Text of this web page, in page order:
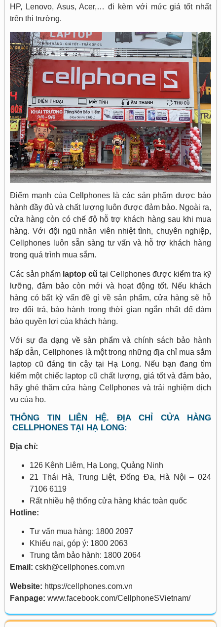
HP, Lenovo, Asus, Acer,… đi kèm với mức giá tốt nhất
trên thị trường.
Điểm mạnh của Cellphones là các sản phẩm được bảo
hành đầy đủ và chất lượng luôn được đảm bảo. Ngoài ra,
cửa hàng còn có chế độ hỗ trợ khách hàng sau khi mua
hàng. Với đội ngũ nhân viên nhiệt tình, chuyên nghiệp,
Cellphones luôn sẵn sàng tư vấn và hỗ trợ khách hàng
trong quá trình mua sắm.
Các sản phẩm laptop cũ tại Cellphones được kiểm tra kỹ
lưỡng, đảm bảo còn mới và hoạt động tốt. Nếu khách
hàng có bất kỳ vấn đề gì về sản phẩm, cửa hàng sẽ hỗ
trợ đổi trả, bảo hành trong thời gian ngắn nhất để đảm
bảo quyền lợi của khách hàng.
Với sự đa dạng về sản phẩm và chính sách bảo hành
hấp dẫn, Cellphones là một trong những địa chỉ mua sắm
laptop cũ đáng tin cậy tại Hạ Long. Nếu bạn đang tìm
kiếm một chiếc laptop cũ chất lượng, giá tốt và đảm bảo,
hãy ghé thăm cửa hàng Cellphones và trải nghiệm dịch
vụ của họ.
THÔNG TIN LIÊN HỆ. ĐỊA CHỈ CỬA HÀNG
CELLPHONES TẠI HẠ LONG:
Địa chỉ:
126 Kênh Liêm, Hạ Long, Quảng Ninh
21 Thái Hà, Trung Liệt, Đống Đa, Hà Nội – 024
7106 6119
Rất nhiều hệ thống cửa hàng khác toàn quốc
Hotline:
Tư vấn mua hàng: 1800 2097
Khiếu nại, góp ý: 1800 2063
Trung tâm bảo hành: 1800 2064
Email: cskh@cellphones.com.vn
Website: https://cellphones.com.vn
Fanpage: www.facebook.com/CellphoneSVietnam/